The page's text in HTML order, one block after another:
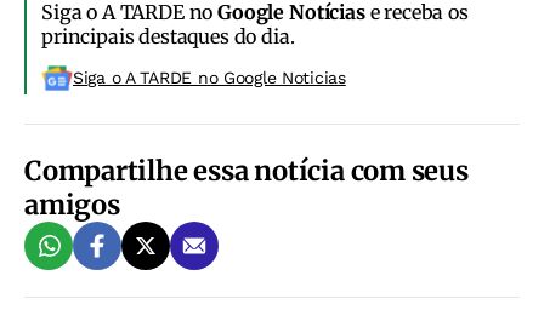
Siga o A TARDE noGoogle Notíciase receba os
principais destaques do dia.
Siga o A TARDE no Google Noticias
Compartilhe essa notícia com seus
amigos